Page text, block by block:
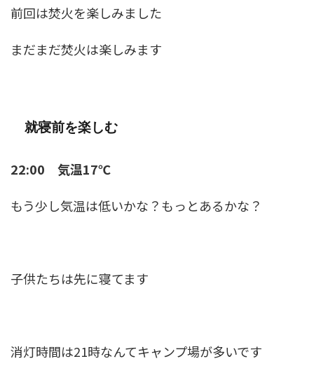
前回は焚火を楽しみました
まだまだ焚火は楽しみます
就寝前を楽しむ
22:00 気温17℃
もう少し気温は低いかな？もっとあるかな？
子供たちは先に寝てます
消灯時間は21時なんてキャンプ場が多いです